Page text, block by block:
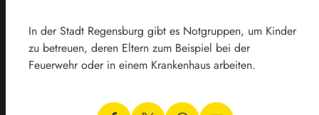
In der Stadt Regensburg gibt es Notgruppen, um Kinder
zu betreuen, deren Eltern zum Beispiel bei der
Feuerwehr oder in einem Krankenhaus arbeiten.